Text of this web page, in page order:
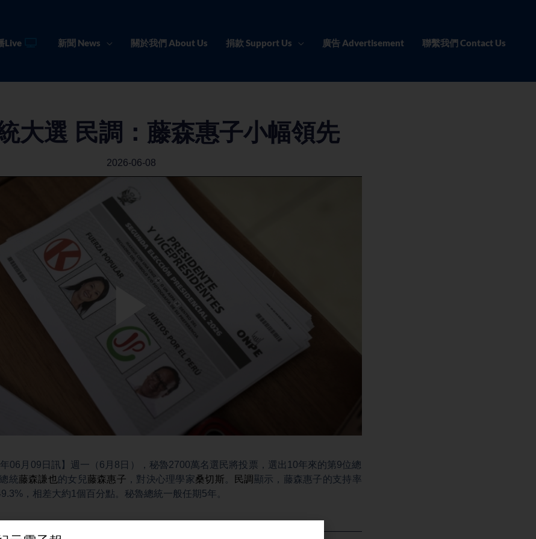
Live 新聞 News 關於我們 About Us 捐款 Support Us 廣告 Advertisement 聯繫我們 Contact Us
大選 民調：藤森惠子小幅領先
2026-06-08
Play
年06月09日訊】週一（6月8日），秘魯2700萬名選民將投票，選出10年來的第9位總
統藤森謙也的女兒藤森惠子 ，對決心理學家桑切斯 民調 顯示，藤森惠子的支持率
，相差大約1個百分點。秘魯總統一般任期5年。